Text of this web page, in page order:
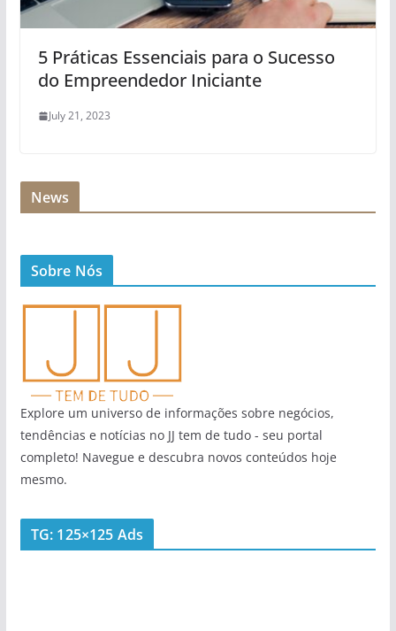
5 Práticas Essenciais para o Sucesso
do Empreendedor Iniciante
July 21, 2023
News
Sobre Nós
Explore um universo de informações sobre negócios,
tendências e notícias no JJ tem de tudo - seu portal
completo! Navegue e descubra novos conteúdos hoje
mesmo.
TG: 125×125 Ads